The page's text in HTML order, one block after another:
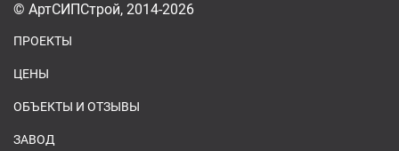
© АртСИПСтрой, 2014-2026
ПРОЕКТЫ
ЦЕНЫ
ОБЪЕКТЫ И ОТЗЫВЫ
ЗАВОД